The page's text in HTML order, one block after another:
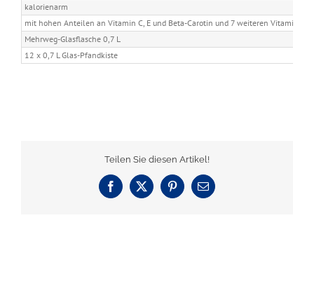
kalorienarm
mit hohen Anteilen an Vitamin C, E und Beta-Carotin und 7 weiteren Vitaminen
Mehrweg-Glasflasche 0,7 L
12 x 0,7 L Glas-Pfandkiste
Teilen Sie diesen Artikel!
Facebook
X PinterestE-